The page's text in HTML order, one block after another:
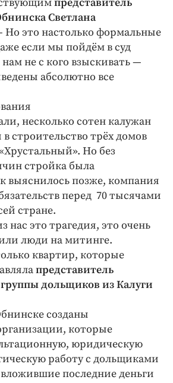
Светлана
Но это настолько формальные
если мы пойдём в суд
не с кого взыскивать —
абсолютно все
несколько сотен калужан
строительство трёх домов
Но без
стройка была
выяснилось позже, компания
перед 70 тысячами
стране.
нас это трагедия, это очень
люди на митинге.
квартир, которые
представитель
дольщиков из Калуги
созданы
которые
юридическую
работу с дольщиками
последние деньги